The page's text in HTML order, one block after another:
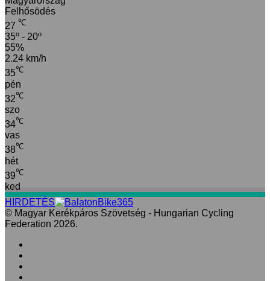
Felhősödés
27 ℃
35º - 20º
55%
2.24 km/h
35℃
pén
32℃
szo
34℃
vas
38℃
hét
39℃
ked
HIRDETÉS
© Magyar Kerékpáros Szövetség - Hungarian Cycling
Federation 2026.